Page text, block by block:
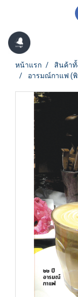
หน้าแรก สินค้าทั้
อารมณ์กาแฟ (